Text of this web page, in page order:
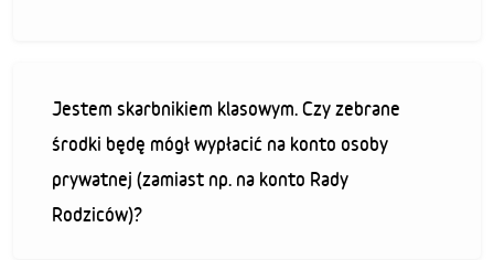
Jestem skarbnikiem klasowym. Czy zebrane
środki będę mógł wypłacić na konto osoby
prywatnej (zamiast np. na konto Rady
Rodziców)?